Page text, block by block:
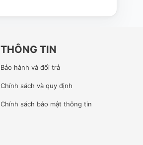
THÔNG TIN
Bảo hành và đổi trả
Chính sách và quy định
Chính sách bảo mật thông tin